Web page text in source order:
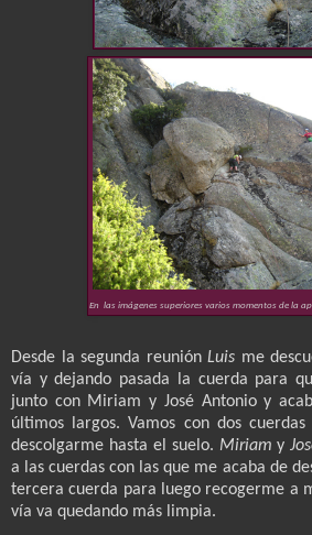
En las imágenes superiores varios momentos de la
Desde la segunda reunión Luis me
vía y dejando pasada la cuerda para
junto con Miriam y José Antonio y
últimos largos. Vamos con dos
descolgarme hasta el suelo. Miriam y
a las cuerdas con las que me acaba de
tercera cuerda para luego recogerme a
vía va quedando más limpia.